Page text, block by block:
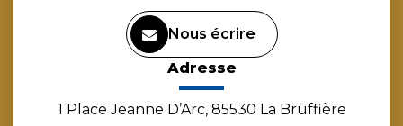
Nous écrire
Adresse
1 Place Jeanne D’Arc, 85530 La Bruffière